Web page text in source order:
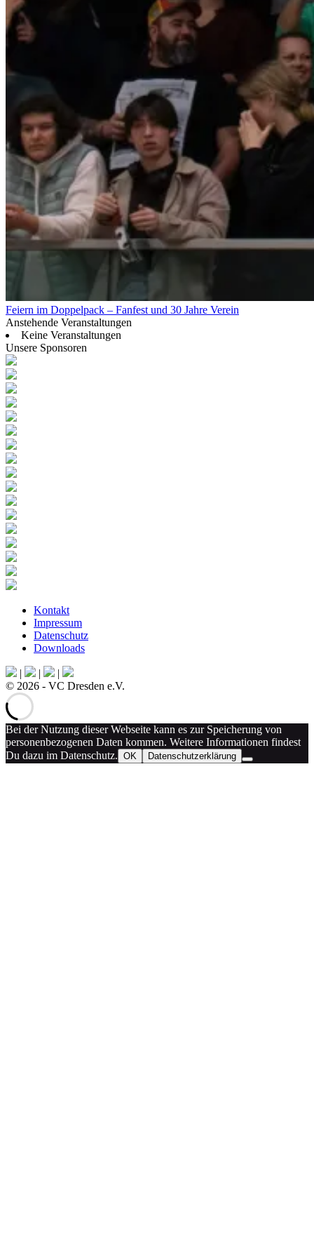
Feiern im Doppelpack – Fanfest und 30 Jahre Verein
Anstehende Veranstaltungen
Keine Veranstaltungen
Unsere Sponsoren
Kontakt
Impressum
Datenschutz
Downloads
| |
|
© 2026 - VC Dresden e.V.
Bei der Nutzung dieser Webseite kann es zur Speicherung von
personenbezogenen Daten kommen. Weitere Informationen findest
Du dazu im Datenschutz. OK Datenschutzerklärung